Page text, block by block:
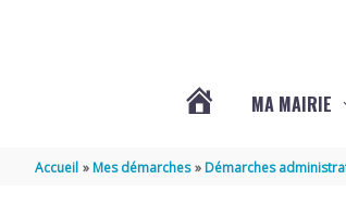
MA MAIRIE
Accueil Mes démarches Démarches